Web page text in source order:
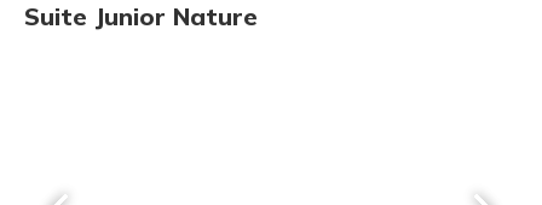
Suite Junior Nature